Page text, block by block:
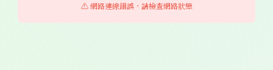
⚠️ 網路連線錯誤，請檢查網路狀態